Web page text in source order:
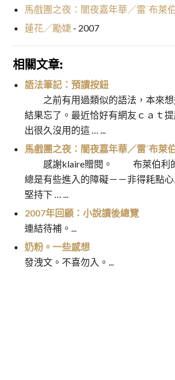
馬戲團之夜：闇夜嘉年華／雷˙布萊
蓮花／勵婕- 2007
相關文章:
語法筆記：預讀按鈕
之前有用過類似的語法，本來想
結果忘了。最近恰好有網友ｃａｔ
出很久沒用的這 … ...
馬戲團之夜：闇夜嘉年華／雷˙布萊
感謝klaire贈閱。 布萊伯利的
總是有些進入的障礙－－非得耗點
堅持下 … ...
2007年回顧：小說讀後總覽
連結待補。...
奶粉。一些感想
發洩文。不喜勿入。...